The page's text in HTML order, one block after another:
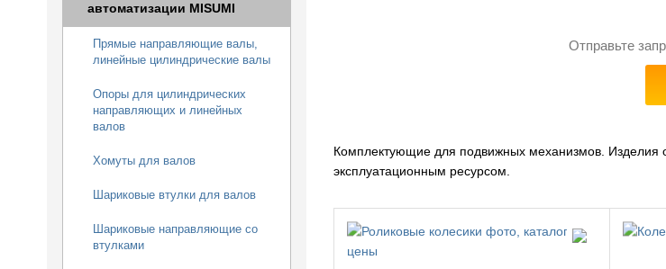
автоматизации MISUMI
Прямые направляющие валы,
линейные цилиндрические валы
Опоры для цилиндрических
направляющих и линейных
валов
Хомуты для валов
Шариковые втулки для валов
Шариковые направляющие со
втулками
Отправьте
Комплектующие для подвижных механизмов. Изделия
эксплуатационным ресурсом.